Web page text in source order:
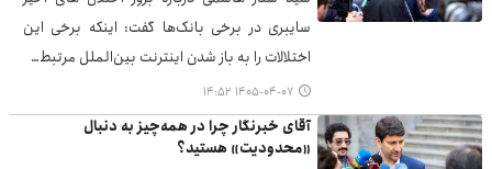
سایبری در برخی بانک‌ها گفت: اینکه برخی این
اختلالات را به باز شدن اینترنت بین‌الملل مرتبط…
۱۴۰۵-۰۴-۰۷ ۱۴:۵۲
آقای خبرنگار چرا در همه‌چیز به دنبال
«محدودیت» هستید؟